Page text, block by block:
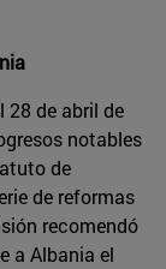
28 de abril de
notables
de
de reformas
recomendó
a Albania el